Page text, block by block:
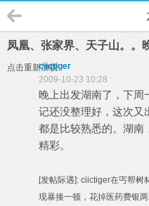
凤凰、张家界、天子山。。
点击重新加载
ciictiger
2009-10-23 10:28
晚上出发湖南了，下周
记还没整理好，这次又
都是比较熟悉的。湖南
精彩。
[发帖际遇]: ciictiger在丐帮树
现暴揍一顿，花掉医药费银